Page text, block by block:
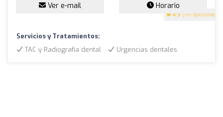
4.9 (191 opiniones)
Ver e-mail Horario
Servicios y Tratamientos:
TAC y Radiografía dental
Urgencias dentales